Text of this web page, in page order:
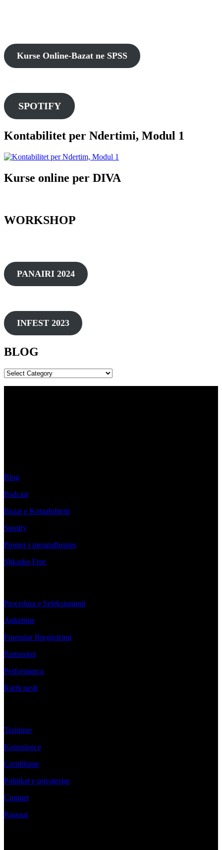
Kurse Online-Bazat ne SPSS
SPOTIFY
Kontabilitet per Ndertimi, Modul 1
Kurse online per DIVA
WORKSHOP
PANAIRI 2024
INFEST 2023
BLOG
BLOG
Blog
Podcast
Bazat e Kontabilitetit
Spotify
Pionier i mesimdhenies
Shkarko Free
Procedura e Seleksionimit
Anketime
Formular Rregjistrimi
Partneritet
Performanca
Rreth nesh
Trajnime
Konsulence
Certifikime
Politikat e privatesise
Cmimet
Pagesat